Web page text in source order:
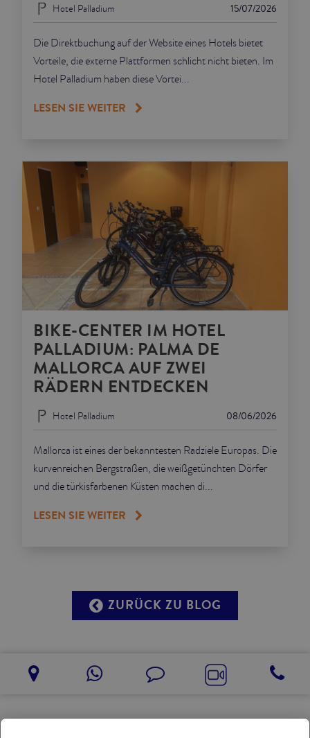
15/07/2026
Hotel Palladium
Die Direktbuchung auf der Website eines Hotels bietet
Vorteile, die externe Plattformen schlicht nicht bieten. Im
Hotel Palladium haben diese Vortei...
LESEN SIE WEITER
BIKE-CENTER IM HOTEL
PALLADIUM: PALMA DE
MALLORCA AUF ZWEI
RÄDERN ENTDECKEN
08/06/2026
Hotel Palladium
Mallorca ist eines der bekanntesten Radziele Europas. Die
kurvenreichen Bergstraßen, die weißgetünchten Dörfer
und die türkisfarbenen Küsten machen di...
LESEN SIE WEITER
ZURÜCK ZU BLOG